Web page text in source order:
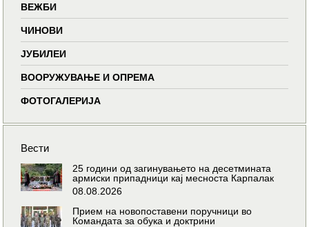
ВЕЖБИ
ЧИНОВИ
ЈУБИЛЕИ
ВООРУЖУВАЊЕ И ОПРЕМА
ФОТОГАЛЕРИЈА
Вести
25 години од загинувањето на десетмината
армиски припадници кај месноста Карпалак
08.08.2026
Прием на новопоставени поручници во
Командата за обука и доктрини